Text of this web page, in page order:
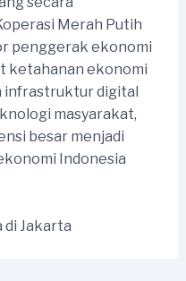
Merah Putih
penggerak ekonomi
ketahanan ekonomi
infrastruktur digital
masyarakat,
besar menjadi
Indonesia
di Jakarta